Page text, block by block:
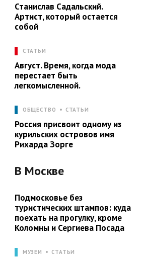
Станислав Садальский.
Артист, который остается
собой
СТАТЬИ
Август. Время, когда мода
перестает быть
легкомысленной.
ОБЩЕСТВО СТАТЬИ
Россия присвоит одному из
курильских островов имя
Рихарда Зорге
В Москве
Подмосковье без
туристических штампов: куда
поехать на прогулку, кроме
Коломны и Сергиева Посада
МУЗЕИ СТАТЬИ